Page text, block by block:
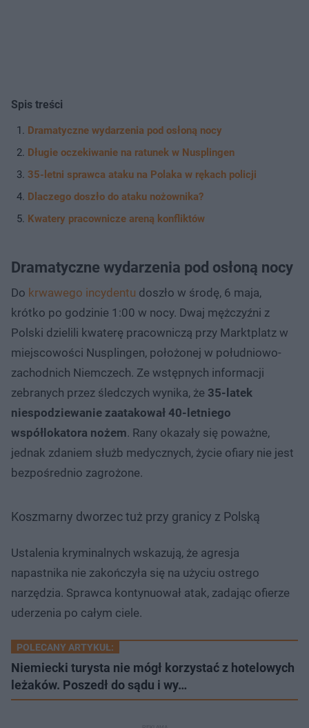
Spis treści
Dramatyczne wydarzenia pod osłoną nocy
Długie oczekiwanie na ratunek w Nusplingen
35-letni sprawca ataku na Polaka w rękach policji
Dlaczego doszło do ataku nożownika?
Kwatery pracownicze areną konfliktów
Dramatyczne wydarzenia pod osłoną nocy
Do krwawego incydentu doszło w środę, 6 maja,
krótko po godzinie 1:00 w nocy. Dwaj mężczyźni z
Polski dzielili kwaterę pracowniczą przy Marktplatz w
miejscowości Nusplingen, położonej w południowo-
zachodnich Niemczech. Ze wstępnych informacji
zebranych przez śledczych wynika, że 35-latek
niespodziewanie zaatakował 40-letniego
współlokatora nożem. Rany okazały się poważne,
jednak zdaniem służb medycznych, życie ofiary nie jest
bezpośrednio zagrożone.
Koszmarny dworzec tuż przy granicy z Polską
Ustalenia kryminalnych wskazują, że agresja
napastnika nie zakończyła się na użyciu ostrego
narzędzia. Sprawca kontynuował atak, zadając ofierze
uderzenia po całym ciele.
POLECANY ARTYKUŁ:
Niemiecki turysta nie mógł korzystać z hotelowych
leżaków. Poszedł do sądu i wy…